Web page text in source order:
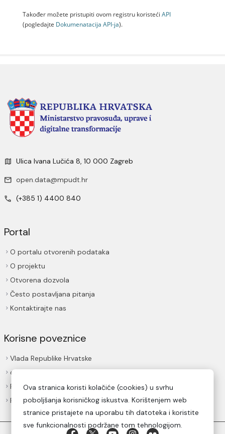
Također možete pristupiti ovom registru koristeći API
(pogledajte Dokumenаtаcijа API-jа).